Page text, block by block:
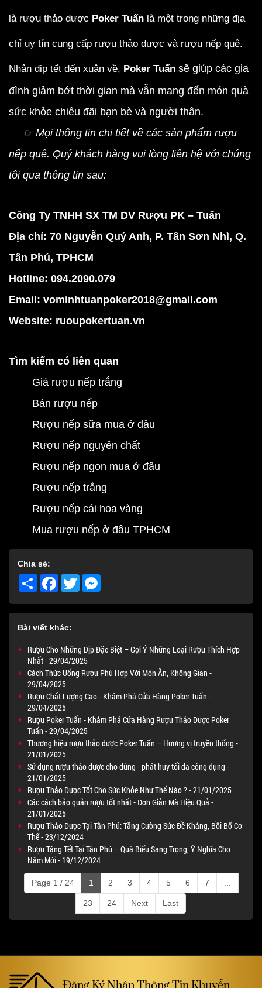
là rượu thảo dược Poker Tuấn là một trong những địa
chỉ uy tín cung cấp rượu thảo dược và rượu nếp quê.
Nhân dịp tết đến xuân về, Poker Tuấn sẽ giúp các gia
đình giảm bớt thời gian mà vẫn mang đến món quà
sức khỏe chiêu đãi bạn bè và người thân.
☞ Mọi thông tin chi tiết về các sản phẩm rượu
nếp quê. Quý khách hàng vui lòng liên hệ với chúng
tôi qua thông tin sau:
Công Ty TNHH SX TM DV Rượu PK – Tuấn
Địa chỉ: 70 Nguyễn Quý Anh, P. Tân Sơn Nhì, Q.
Tân Phú, TPHCM
Hotline: 094.2090.079
Email: vominhtuanpoker2018@gmail.com
Website: ruoupokertuan.vn
Tìm kiếm có liên quan
Giá rượu nếp trắng
Bán rượu nếp
Rượu nếp sữa mua ở đâu
Rượu nếp nguyên chất
Rượu nếp ngon mua ở đâu
Rượu nếp trắng
Rượu nếp cái hoa vàng
Mua rượu nếp ở đâu TPHCM
Chia sẻ:
Share Facebook
Twitter
Bài viết khác:
Rượu Cho Những Dịp Đặc Biệt – Gợi Ý Những Loại Rượu Thích Hợp
Nhất - 29/04/2025
Cách Thức Uống Rượu Phù Hợp Với Món Ăn, Không Gian -
29/04/2025
Rượu Chất Lượng Cao - Khám Phá Cửa Hàng Poker Tuấn -
29/04/2025
Rượu Poker Tuấn - Khám Phá Cửa Hàng Rượu Thảo Dược Poker
Tuấn - 29/04/2025
Thương hiệu rượu thảo dược Poker Tuấn – Hương vị truyền thống -
21/01/2025
Sử dụng rượu thảo dược cho đúng - phát huy tối đa công dụng -
21/01/2025
Rượu Thảo Dược Tốt Cho Sức Khỏe Như Thế Nào ? - 21/01/2025
Các cách bảo quản rượu tốt nhất - Đơn Giản Mà Hiệu Quả -
21/01/2025
Rượu Thảo Dược Tại Tân Phú: Tăng Cường Sức Đề Kháng, Bồi Bổ Cơ
Thể - 23/12/2024
Rượu Tặng Tết Tại Tân Phú – Quà Biếu Sang Trọng, Ý Nghĩa Cho
Năm Mới - 19/12/2024
Page 1 / 24 1 2 3 4 5 6 7
23 24 Next Last